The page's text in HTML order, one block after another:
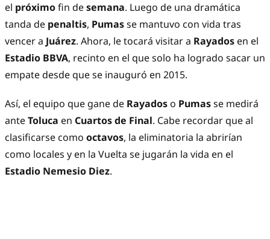
el próximofin desemana. Luego de una dramática
tanda de penaltis, Pumasse mantuvo con vida tras
vencer a Juárez. Ahora, le tocará visitar a Rayados en el
Estadio BBVA, recinto en el que solo ha logrado sacar un
empate desde que se inauguró en 2015.
Así, el equipo que gane de Rayados o Pumasse medirá
anteToluca en Cuartos de Final. Cabe recordar que al
clasificarse como octavos, la eliminatoria la abrirían
como locales y en la Vuelta se jugarán la vida en el
Estadio Nemesio Diez.